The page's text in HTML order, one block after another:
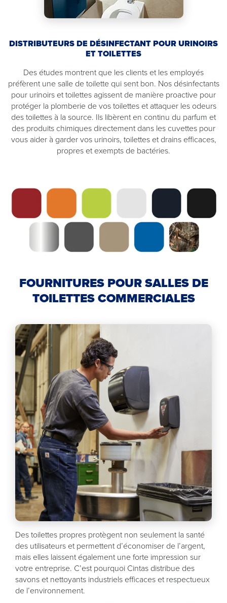
DISTRIBUTEURS DE DÉSINFECTANT POUR URINOIRS
ET TOILETTES
Des études montrent que les clients et les employés
préfèrent une salle de toilette qui sent bon. Nos désinfectants
pour urinoirs et toilettes agissent de manière proactive pour
protéger la plomberie de vos toilettes et attaquer les odeurs
des toilettes à la source. Ils libèrent en continu du parfum et
des produits chimiques directement dans les cuvettes pour
vous aider à garder vos urinoirs, toilettes et drains efficaces,
propres et exempts de bactéries.
FOURNITURES POUR SALLES DE
TOILETTES COMMERCIALES
Des toilettes propres protègent non seulement la santé
des utilisateurs et permettent d’économiser de l’argent,
mais elles laissent également une forte impression sur
votre entreprise. C’est pourquoi Cintas distribue des
savons et nettoyants industriels efficaces et respectueux
de l’environnement.